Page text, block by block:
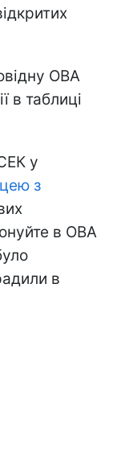
ОВА
в таблиці
у
з
в ОВА
в